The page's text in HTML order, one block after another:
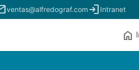
ventas@alfredograf.com loginIntranet
home